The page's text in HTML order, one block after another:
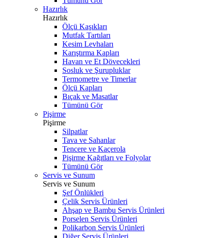
Hazırlık
Hazırlık
Ölçü Kaşıkları
Mutfak Tartıları
Kesim Levhaları
Karıştırma Kapları
Havan ve Et Dövecekleri
Sosluk ve Şurupluklar
Termometre ve Timerlar
Ölçü Kapları
Bıçak ve Masatlar
Tümünü Gör
Pişirme
Pişirme
Silpatlar
Tava ve Sahanlar
Tencere ve Kaçerola
Pişirme Kağıtları ve Folyolar
Tümünü Gör
Servis ve Sunum
Servis ve Sunum
Şef Önlükleri
Çelik Servis Ürünleri
Ahşap ve Bambu Servis Ürünleri
Porselen Servis Ürünleri
Polikarbon Servis Ürünleri
Diğer Servis Ürünleri